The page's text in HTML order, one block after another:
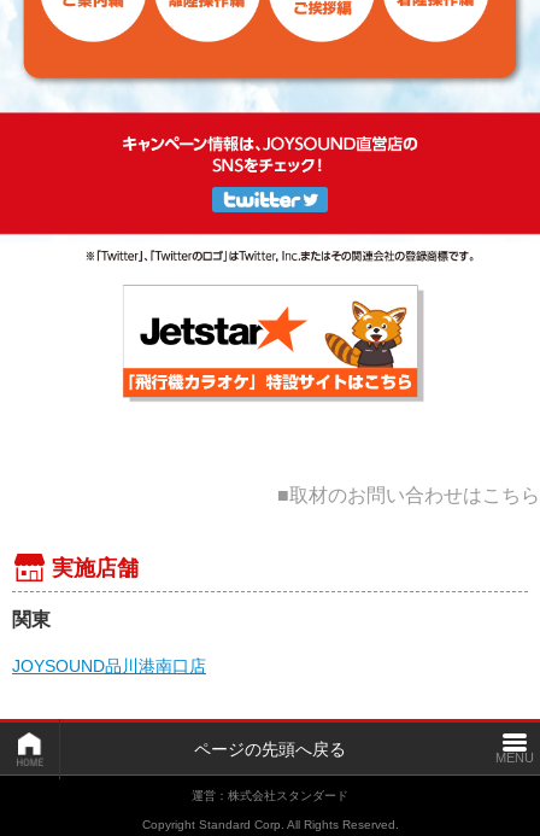
■取材のお問い合わせはこちら
実施店舗
関東
JOYSOUND品川港南口店
ページの先頭へ戻る
運営：株式会社スタンダード
Copyright Standard Corp. All Rights Reserved.